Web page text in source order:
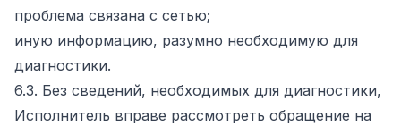
проблема связана с сетью;
иную информацию, разумно необходимую для
диагностики.
6.3. Без сведений, необходимых для диагностики,
Исполнитель вправе рассмотреть обращение на